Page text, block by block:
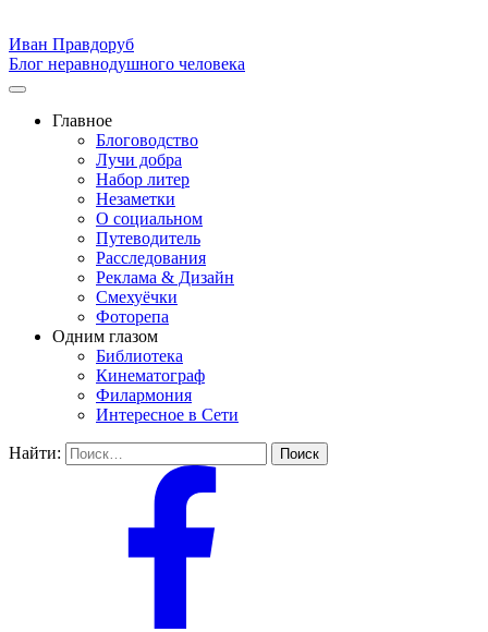
Иван Правдоруб
Блог неравнодушного человека
Главное
Блоговодство
Лучи добра
Набор литер
Незаметки
О социальном
Путеводитель
Расследования
Реклама & Дизайн
Смехуёчки
Фоторепа
Одним глазом
Библиотека
Кинематограф
Филармония
Интересное в Сети
Найти: